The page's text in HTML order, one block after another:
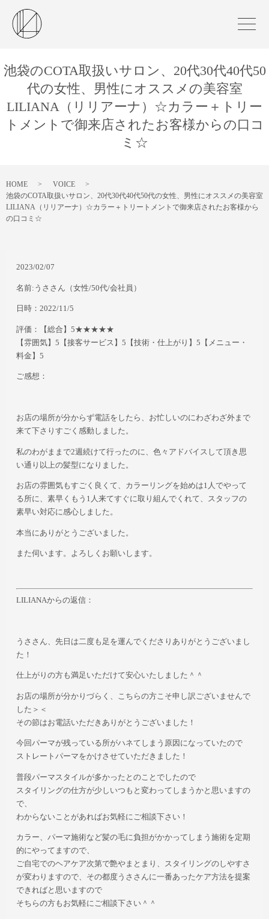
池袋のCOTA取扱いサロン、20代30代40代50
代の女性、男性にオススメの美容室
LILIANA（リリアーナ）☆カラー＋トリー
トメントで御来店されたお客様からの口コ
ミ☆
HOME
VOICE
池袋のCOTA取扱いサロン、20代30代40代50代の女性、男性にオススメの美容室
LILIANA（リリアーナ）☆カラー＋トリートメントで御来店されたお客様から
の口コミ☆
2023/02/07
名前:うさ さん （女性/50代/会社員）
日時：2022/11/5
評価：【総合】5★★★★★
【雰囲気】5【接客サービス】5【技術・仕上がり】5【メニュー・
料金】5
ご感想：
お店の場所が分からず電話をしたら、お忙しいのにわざわざ外まで
来て下さりすごく感動しました。
私のわがままで2週続けて行ったのに、色々アドバイスして頂き思
い通り以上の髪型になりました。
お店の雰囲気もすごく良くて、カラーリングを始めは1人でやって
る所に、素早くもう1人来てすぐに取り組んでくれて、スタッフの
素早い対応に感心しました。
本当にありがとうございました。
また伺います。よろしくお願いします。
LILIANAからの返信：
うささん、先日は二度も足を運んでくださりありがとうございまし
た！
仕上がりの方も満足いただけて安心いたしました＾＾
お店の場所が分かりづらく、こちらの方こそ申し訳ございませんで
した＞＜
その節はお電話いただきありがとうございました！
今回パーマが残っている所がハネてしまう原因になっていたので
ストレートパーマをかけさせていただきました！
普段パーマスタイルが多かったとのことでしたので
スタイリングの仕方が少しいつもと変わってしまうかと思いますの
で、
わからないことがあればお気軽にご相談下さい！
カラー、パーマ施術など髪の毛に負担がかかってしまう施術を定期
的にやってますので、
ご自宅でのヘアケア次第で艶やまとまり、スタイリングのしやすさ
が変わりますので、その都度うささんに一番あったケア方法を提案
できればと思いますので
そちらの方もお気軽にご相談下さい＾＾